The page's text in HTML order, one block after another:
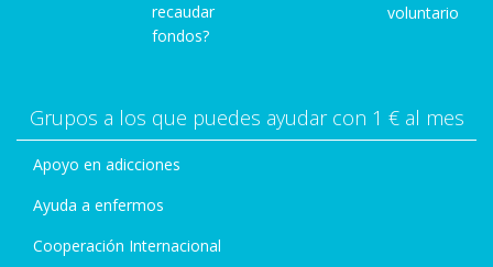
recaudar
fondos?
voluntario
Grupos a los que puedes ayudar con 1 € al mes
Apoyo en adicciones
Ayuda a enfermos
Cooperación Internacional